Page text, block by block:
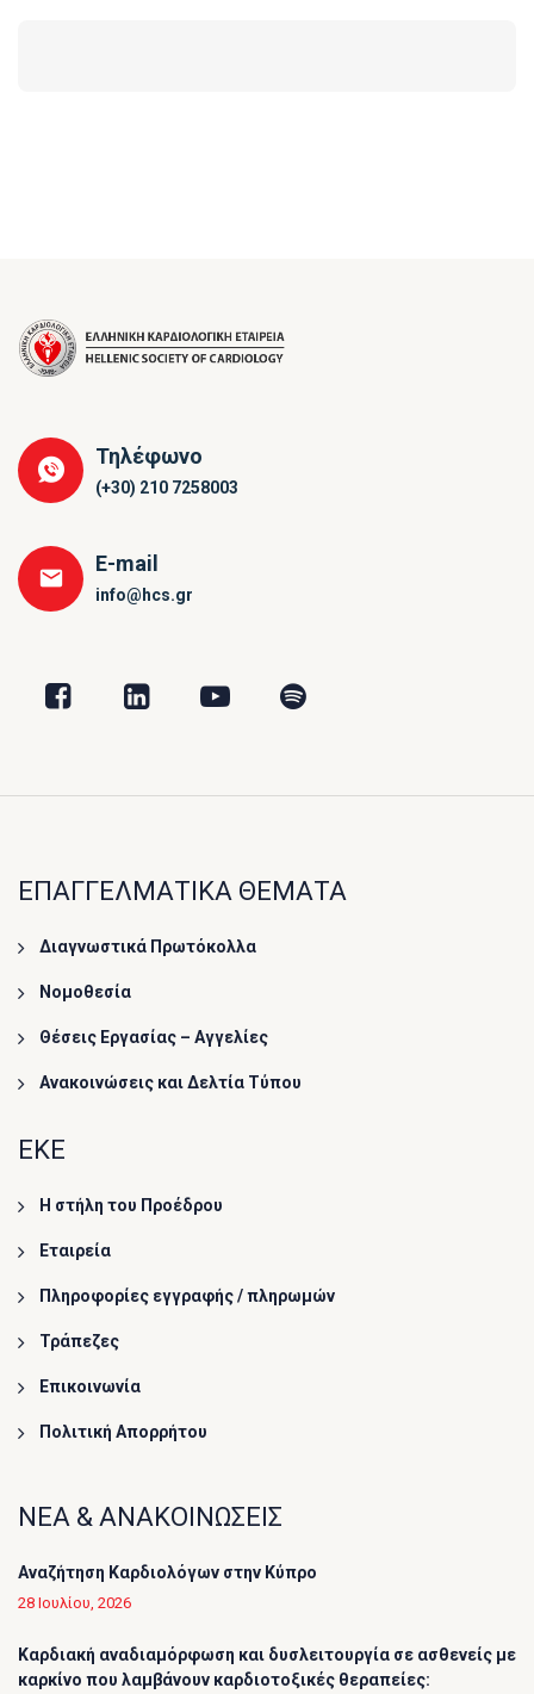
Τηλέφωνο
(+30) 210 7258003
E-mail
info@hcs.gr
ΕΠΑΓΓΕΛΜΑΤΙΚΑ ΘΕΜΑΤΑ
Διαγνωστικά Πρωτόκολλα
Νομοθεσία
Θέσεις Εργασίας – Αγγελίες
Ανακοινώσεις και Δελτία Τύπου
ΕΚΕ
Η στήλη του Προέδρου
Εταιρεία
Πληροφορίες εγγραφής / πληρωμών
Τράπεζες
Επικοινωνία
Πολιτική Απορρήτου
ΝΕΑ & ΑΝΑΚΟΙΝΩΣΕΙΣ
Αναζήτηση Καρδιολόγων στην Κύπρο
28 Ιουλίου, 2026
Καρδιακή αναδιαμόρφωση και δυσλειτουργία σε ασθενείς με
καρκίνο που λαμβάνουν καρδιοτοξικές θεραπείες: